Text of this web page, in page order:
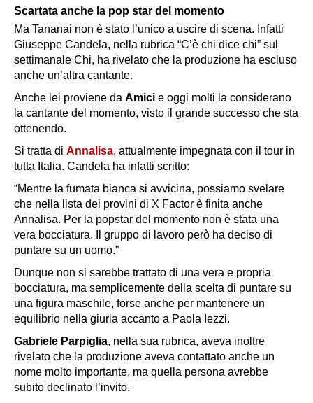
Scartata anche la pop star del momento
Ma Tananai non è stato l’unico a uscire di scena. Infatti
Giuseppe Candela, nella rubrica “C’è chi dice chi” sul
settimanale Chi, ha rivelato che la produzione ha escluso
anche un’altra cantante.
Anche lei proviene da Amici e oggi molti la considerano
la cantante del momento, visto il grande successo che sta
ottenendo.
Si tratta di Annalisa, attualmente impegnata con il tour in
tutta Italia. Candela ha infatti scritto:
“Mentre la fumata bianca si avvicina, possiamo svelare
che nella lista dei provini di X Factor è finita anche
Annalisa. Per la popstar del momento non è stata una
vera bocciatura. Il gruppo di lavoro però ha deciso di
puntare su un uomo.”
Dunque non si sarebbe trattato di una vera e propria
bocciatura, ma semplicemente della scelta di puntare su
una figura maschile, forse anche per mantenere un
equilibrio nella giuria accanto a Paola Iezzi.
Gabriele Parpiglia, nella sua rubrica, aveva inoltre
rivelato che la produzione aveva contattato anche un
nome molto importante, ma quella persona avrebbe
subito declinato l’invito.